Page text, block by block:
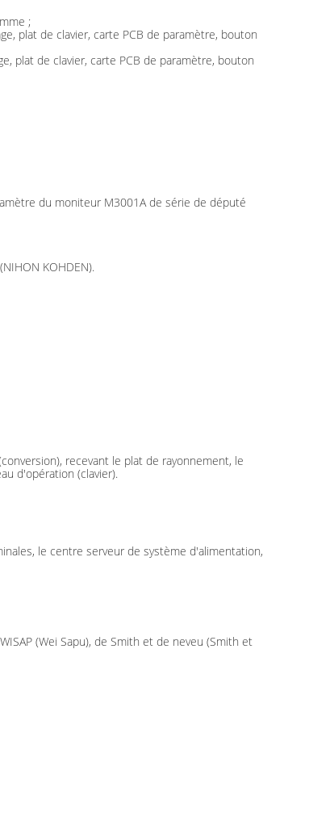
;
plat de clavier, carte PCB de paramètre, bouton
plat de clavier, carte PCB de paramètre, bouton
du moniteur M3001A de série de député
KOHDEN).
recevant le plat de rayonnement, le
d'opération (clavier).
le centre serveur de système d'alimentation,
(Wei Sapu), de Smith et de neveu (Smith et